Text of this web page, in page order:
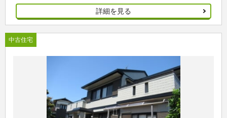
詳細を見る
中古住宅